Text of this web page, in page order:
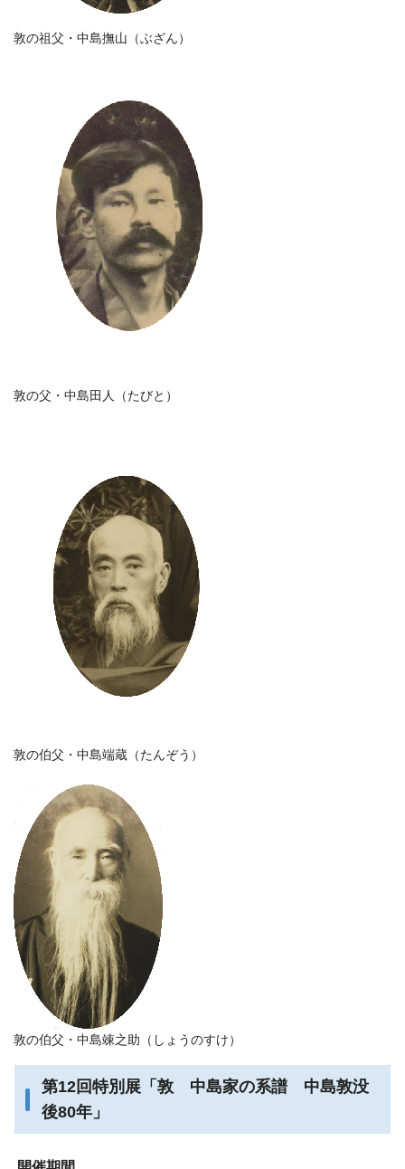
敦の祖父・中島撫山（ぶざん）
敦の父・中島田人（たびと）
敦の伯父・中島端蔵（たんぞう）
敦の伯父・中島竦之助（しょうのすけ）
第12回特別展「敦 中島家の系譜 中島敦没
後80年」